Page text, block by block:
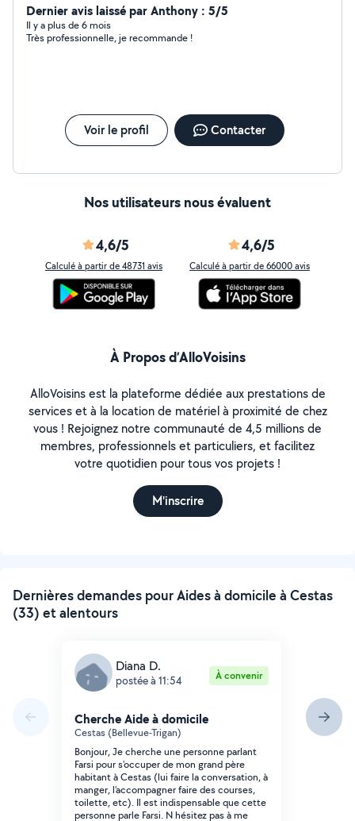
Dernier avis laissé par Anthony : 5/5
Il y a plus de 6 mois
Très professionnelle, je recommande !
Voir le profil Contacter
Nos utilisateurs nous évaluent
4,6/5
Calculé à partir de 48731 avis
4,6/5
Calculé à partir de 66000 avis
À Propos d’AlloVoisins
AlloVoisins est la plateforme dédiée aux prestations de
services et à la location de matériel à proximité de chez
vous ! Rejoignez notre communauté de 4,5 millions de
membres, professionnels et particuliers, et facilitez
votre quotidien pour tous vos projets !
M'inscrire
Dernières demandes pour Aides à domicile à Cestas
(33) et alentours
Diana D.
postée à 11:54 À convenir
Cherche Aide à domicile
Cestas (Bellevue-Trigan)
Bonjour, Je cherche une personne parlant
Farsi pour s'occuper de mon grand père
habitant à Cestas (lui faire la conversation, à
manger, l'accompagner faire des courses,
toilette, etc). Il est indispensable que cette
personne parle Farsi. N hésitez pas à me